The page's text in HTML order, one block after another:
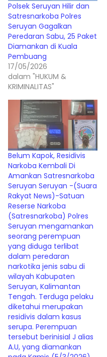
Polsek Seruyan Hilir dan
Satresnarkoba Polres
Seruyan Gagalkan
Peredaran Sabu, 25 Paket
Diamankan di Kuala
Pembuang
17/05/2026
dalam "HUKUM &
KRIMINALITAS"
Belum Kapok, Residivis
Narkoba Kembali Di
Amankan Satresnarkoba
Seruyan Seruyan -(Suara
Rakyat News)-Satuan
Reserse Narkoba
(Satresnarkoba) Polres
Seruyan mengamankan
seorang perempuan
yang diduga terlibat
dalam peredaran
narkotika jenis sabu di
wilayah Kabupaten
Seruyan, Kalimantan
Tengah. Terduga pelaku
diketahui merupakan
residivis dalam kasus
serupa. Perempuan
tersebut berinisial J alias
A.U, yang diamankan